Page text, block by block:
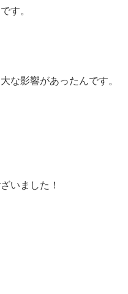
す。
な影響があったんです。
いました！